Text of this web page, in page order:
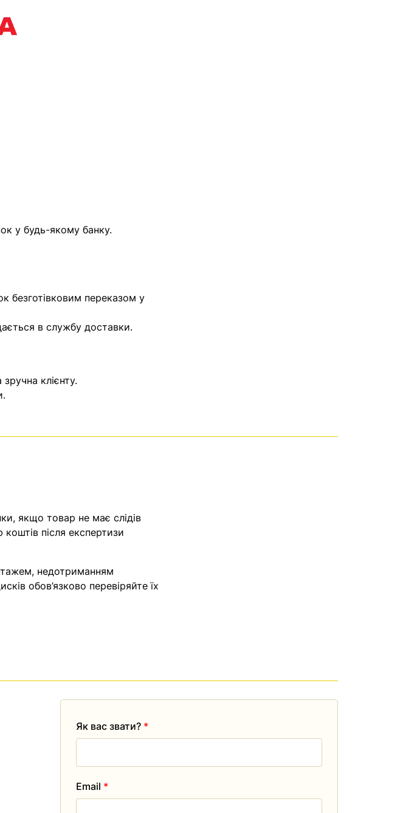
у будь-якому банку.
безготівковим переказом у
в службу доставки.
клієнту.
якщо товар не має слідів
після експертизи
недотриманням
обов’язково перевіряйте їх
Як вас звати? *
Email *